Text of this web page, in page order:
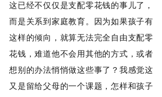
这已经不仅仅是支配零花钱的事儿了，
而是关系到家庭教育。因为如果孩子有
这样的倾向，就算无法完全自由支配零
花钱，难道他不会用其他的方式，或者
想别的办法悄悄做这些事了？我感觉这
又是留给父母的一个课题，怎样和孩子